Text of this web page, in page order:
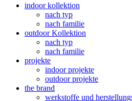
indoor kollektion
nach typ
nach familie
outdoor Kollektion
nach typ
nach familie
projekte
indoor projekte
outdoor projekte
the brand
werkstoffe und